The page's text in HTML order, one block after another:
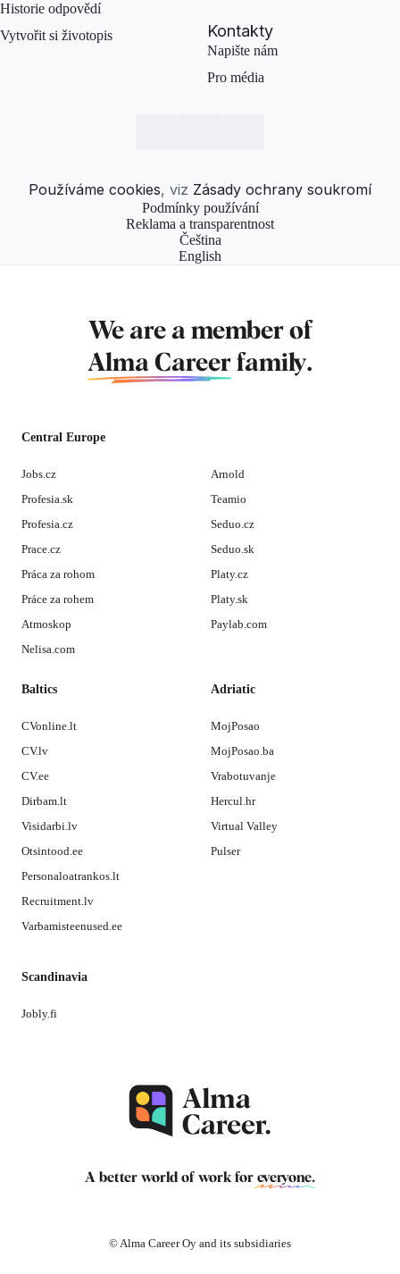
Historie odpovědí
Vytvořit si životopis
Kontakty
Napište nám
Pro média
Používáme cookies, viz Zásady ochrany soukromí
Podmínky používání
Reklama a transparentnost
Čeština
English
We are a member of
Alma Career family.
Central Europe
Jobs.cz
Profesia.sk
Profesia.cz
Prace.cz
Práca za rohom
Práce za rohem
Atmoskop
Nelisa.com
Arnold
Teamio
Seduo.cz
Seduo.sk
Platy.cz
Platy.sk
Paylab.com
Baltics
CVonline.lt
CV.lv
CV.ee
Dirbam.lt
Visidarbi.lv
Otsintood.ee
Personaloatrankos.lt
Recruitment.lv
Varbamisteenused.ee
Adriatic
MojPosao
MojPosao.ba
Vrabotuvanje
Hercul.hr
Virtual Valley
Pulser
Scandinavia
Jobly.fi
A better world of work for everyone.
© Alma Career Oy and its subsidiaries